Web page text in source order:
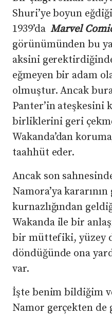
Shuri’ye boyun
1939’daMarvel
görünümünden bu
aksini
eğmeyen bir adam
olmuştur. Ancak
Panter’in ateşkesini
birliklerini geri
Wakanda’dan
taahhüt eder.
Ancak son
Namora’ya
kurnazlığından
Wakanda ile bir
bir müttefiki, yüzey
döndüğünde ona
var.
İşte benim bildiğim
Namor gerçekten de